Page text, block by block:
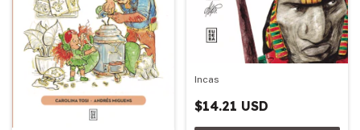
Incas
$14.21 USD